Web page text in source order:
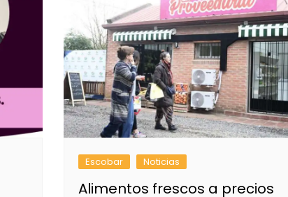
Escobar Noticias
Alimentos frescos a precios